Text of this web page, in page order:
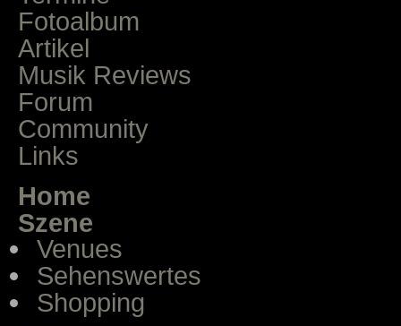
Fotoalbum
Artikel
Musik Reviews
Forum
Community
Links
Home
Szene
Venues
Sehenswertes
Shopping